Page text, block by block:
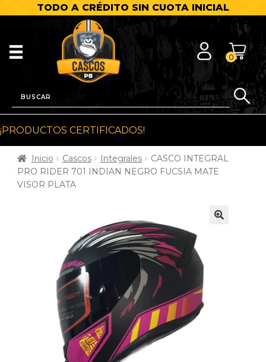
TODO A CRÉDITO SIN CUOTA INICIAL
0
¡PRODUCTOS CERTIFICADOS!
Inicio Cascos Integrales
CASCO INTEGRAL
PRO RIDER 701 INDIAN NEGRO FUCSIA MATE
VISOR PLATA